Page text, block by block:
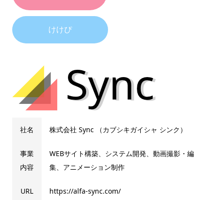
けけぴ
社名 株式会社 Sync （カブシキガイシャ シンク）
事業
内容
WEBサイト構築、システム開発、動画撮影・編
集、アニメーション制作
URL https://alfa-sync.com/